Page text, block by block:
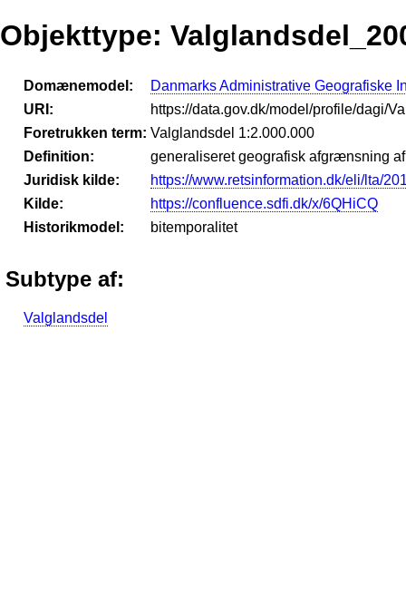
Objekttype:
Domænemodel:
Danmarks Administrative Geografiske
URI:
https://data.gov.dk/model/profile/dagi/
Foretrukken term: Valglandsdel 1:2.000.000
Definition:
generaliseret geografisk afgrænsning
Juridisk kilde:
https://www.retsinformation.dk/eli/lta/
Kilde:
https://confluence.sdfi.dk/x/6QHiCQ
Historikmodel:
bitemporalitet
Subtype af:
Valglandsdel